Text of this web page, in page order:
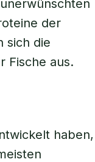
der
sich die
Fische aus.
haben,